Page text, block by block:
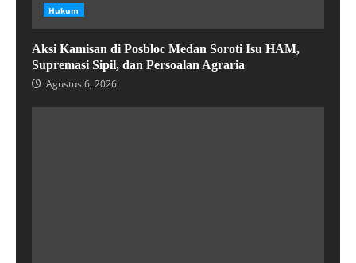
Hukum
Aksi Kamisan di Posbloc Medan Soroti Isu HAM,
Supremasi Sipil, dan Persoalan Agraria
Agustus 6, 2026